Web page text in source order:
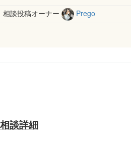
相談投稿オーナー Prego
相談詳細